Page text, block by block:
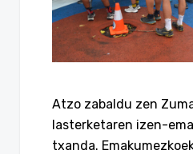
Atzo zabaldu zen
lasterketaren izen-
txanda.